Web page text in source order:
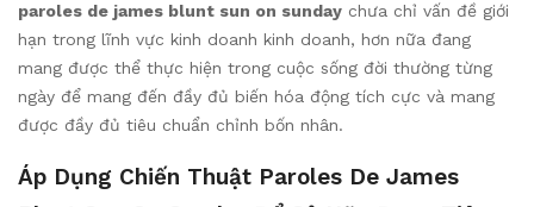
paroles de james blunt sun on sunday chưa chỉ vấn đề giới
hạn trong lĩnh vực kinh doanh kinh doanh, hơn nữa đang
mang được thể thực hiện trong cuộc sống đời thường từng
ngày để mang đến đầy đủ biến hóa động tích cực và mang
được đầy đủ tiêu chuẩn chỉnh bốn nhân.
Áp Dụng Chiến Thuật Paroles De James